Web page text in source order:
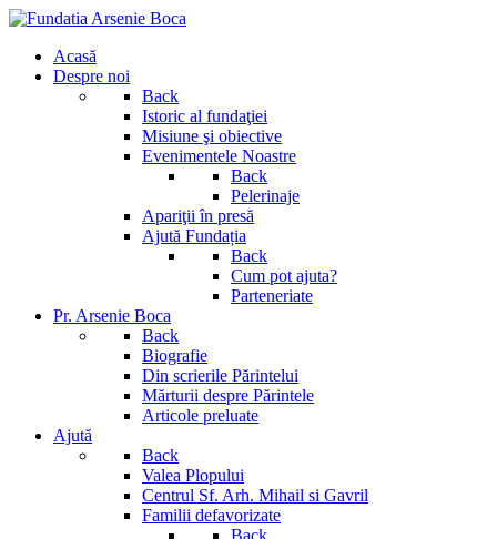
Acasă
Despre noi
Back
Istoric al fundaţiei
Misiune şi obiective
Evenimentele Noastre
Back
Pelerinaje
Apariţii în presă
Ajută Fundația
Back
Cum pot ajuta?
Parteneriate
Pr. Arsenie Boca
Back
Biografie
Din scrierile Părintelui
Mărturii despre Părintele
Articole preluate
Ajută
Back
Valea Plopului
Centrul Sf. Arh. Mihail si Gavril
Familii defavorizate
Back